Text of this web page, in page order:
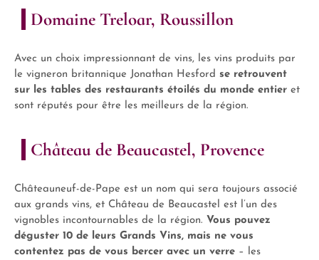
Domaine Treloar, Roussillon
Avec un choix impressionnant de vins, les vins produits par
le vigneron britannique Jonathan Hesford se retrouvent
sur les tables des restaurants étoilés du monde entier et
sont réputés pour être les meilleurs de la région.
Château de Beaucastel, Provence
Châteauneuf-de-Pape est un nom qui sera toujours associé
aux grands vins, et Château de Beaucastel est l’un des
vignobles incontournables de la région. Vous pouvez
déguster 10 de leurs Grands Vins, mais ne vous
contentez pas de vous bercer avec un verre – les